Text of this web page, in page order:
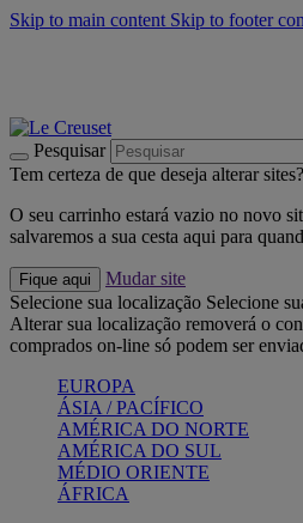
Skip to main content Skip to footer
Pesquisar
Tem certeza de que deseja alterar sites?
O seu carrinho estará vazio no novo
salvaremos a sua cesta aqui para
Fique aqui
Mudar site
Selecione sua localização Selecione
Alterar sua localização removerá o
comprados on-line só podem ser
EUROPA
ÁSIA / PACÍFICO
AMÉRICA DO NORTE
AMÉRICA DO SUL
MÉDIO ORIENTE
ÁFRICA